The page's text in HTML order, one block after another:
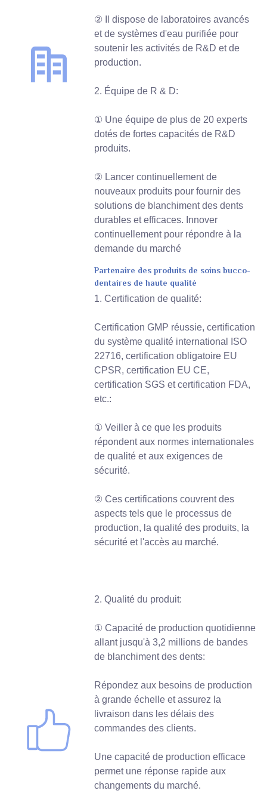
② Il dispose de laboratoires avancés
et de systèmes d'eau purifiée pour
soutenir les activités de R&D et de
production.
2. Équipe de R & D:
① Une équipe de plus de 20 experts
dotés de fortes capacités de R&D
produits.
② Lancer continuellement de
nouveaux produits pour fournir des
solutions de blanchiment des dents
durables et efficaces. Innover
continuellement pour répondre à la
demande du marché
Partenaire des produits de soins bucco-
dentaires de haute qualité
1. Certification de qualité:
Certification GMP réussie, certification
du système qualité international ISO
22716, certification obligatoire EU
CPSR, certification EU CE,
certification SGS et certification FDA,
etc.:
① Veiller à ce que les produits
répondent aux normes internationales
de qualité et aux exigences de
sécurité.
② Ces certifications couvrent des
aspects tels que le processus de
production, la qualité des produits, la
sécurité et l'accès au marché.
2. Qualité du produit:
① Capacité de production quotidienne
allant jusqu'à 3,2 millions de bandes
de blanchiment des dents:
Répondez aux besoins de production
à grande échelle et assurez la
livraison dans les délais des
commandes des clients.
Une capacité de production efficace
permet une réponse rapide aux
changements du marché.